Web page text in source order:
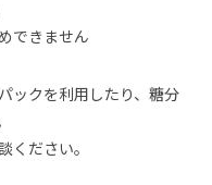
できません
ックを利用したり、糖分
ください。